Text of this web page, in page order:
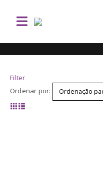
Filter
Ordenar por: